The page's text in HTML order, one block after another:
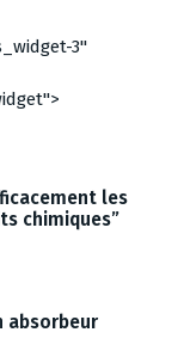
3"
les
chimiques”
absorbeur